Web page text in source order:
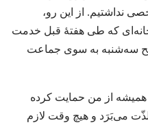
نداشتیم.‏ از این رو،‏
که طی هفتهٔ قبل خدمت
سه‌شنبه به سوی جماعت
از من حمایت کرده
می‌بَرَد و هیچ وقت لازم